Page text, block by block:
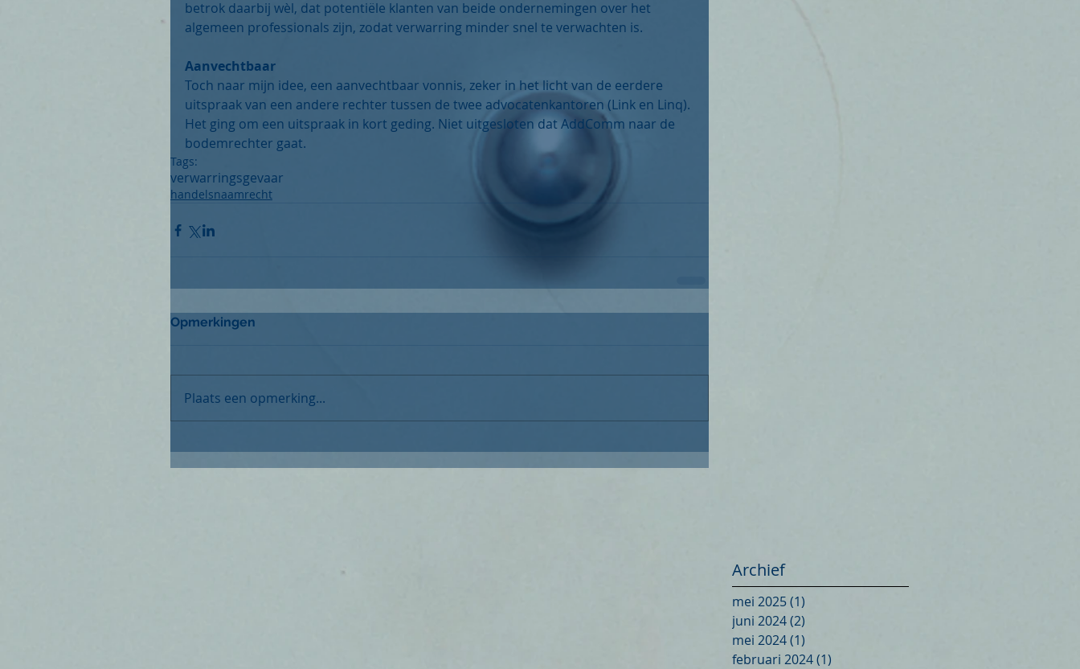
betrok daarbij wèl, dat potentiële klanten van beide ondernemingen over het
algemeen professionals zijn, zodat verwarring minder snel te verwachten is.
Aanvechtbaar
Toch naar mijn idee, een aanvechtbaar vonnis, zeker in het licht van de eerdere
uitspraak van een andere rechter tussen de twee advocatenkantoren (Link en Linq).
Het ging om een uitspraak in kort geding. Niet uitgesloten dat AddComm naar de
bodemrechter gaat.
Tags:
verwarringsgevaar
handelsnaamrecht
Opmerkingen
Plaats een opmerking...
Archief
mei 2025(1)
juni 2024(2)
mei 2024(1)
februari 2024(1)